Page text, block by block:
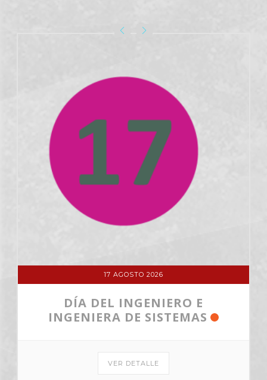
17 AGOSTO 2026
DÍA DEL INGENIERO E
INGENIERA DE SISTEMAS
VER DETALLE